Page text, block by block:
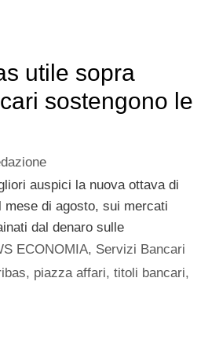
utile sopra
sostengono le
auspici la nuova ottava di
di agosto, sui mercati
dal denaro sulle
ECONOMIA, Servizi Bancari
, piazza affari,titoli bancari,